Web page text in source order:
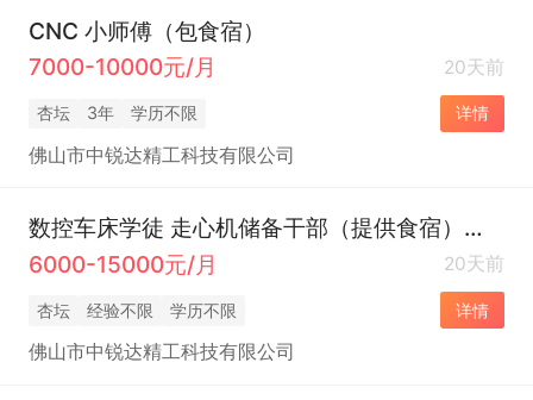
CNC 小师傅（包食宿）
7000-10000元/月
20天前
杏坛 3年 学历不限 详情
佛山市中锐达精工科技有限公司
数控车床学徒 走心机储备干部（提供食宿）接受
6000-15000元/月
20天前
杏坛 经验不限 学历不限 详情
佛山市中锐达精工科技有限公司